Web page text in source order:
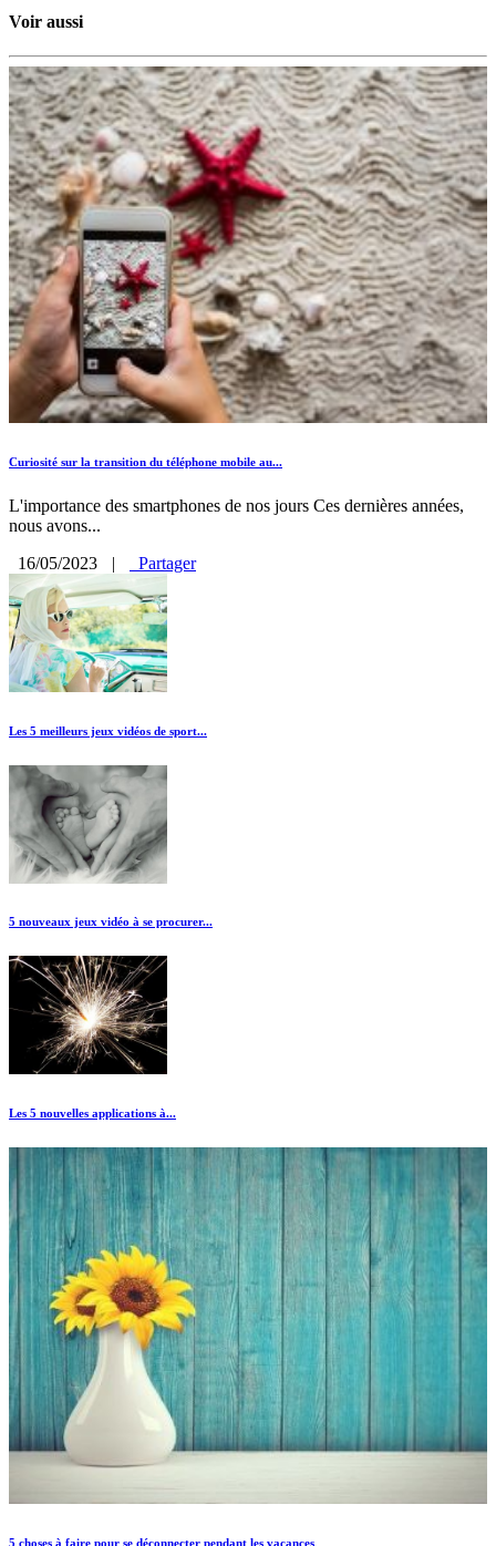
Voir aussi
Curiosité sur la transition du téléphone mobile au...
L'importance des smartphones de nos jours Ces dernières années,
nous avons...
16/05/2023
| Partager
Les 5 meilleurs jeux vidéos de sport...
5 nouveaux jeux vidéo à se procurer...
Les 5 nouvelles applications à...
5 choses à faire pour se déconnecter pendant les vacances